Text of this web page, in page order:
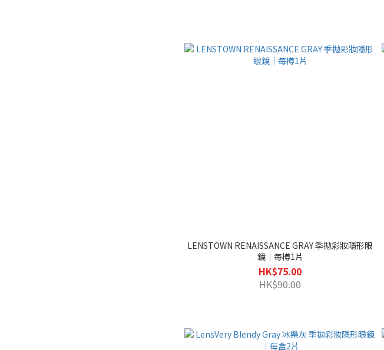
LENSTOWN RENAISSANCE GRAY 季拋彩妝隱形眼
鏡｜每樽1片
HK$75.00
HK$90.00